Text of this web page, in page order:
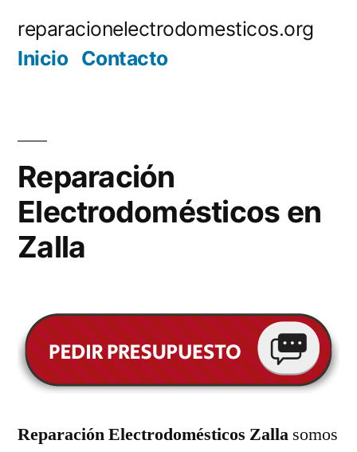
reparacionelectrodomesticos.org
Inicio Contacto
Reparación
Electrodomésticos en
Zalla
Reparación Electrodomésticos Zalla somos